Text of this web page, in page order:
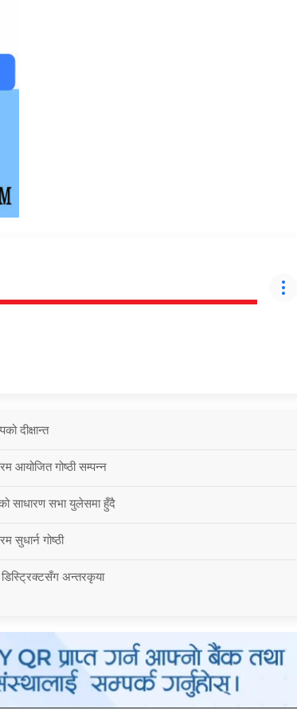
दीक्षान्त
आयोजित गोष्ठी सम्पन्न
साधारण सभा युलेसमा हुँदै
सुधार्न गोष्ठी
डिस्ट्रिक्टसँग अन्तरकृया